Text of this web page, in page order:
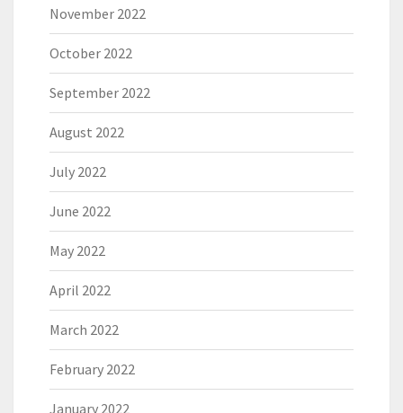
November 2022
October 2022
September 2022
August 2022
July 2022
June 2022
May 2022
April 2022
March 2022
February 2022
January 2022